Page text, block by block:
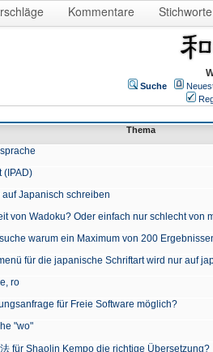
Kommentare Stichworte
Suche
Thema
(IPAD)
auf Japanisch schreiben
von Wadoku? Oder einfach nur schlecht von
warum ein Maximum von 200
für die japanische Schriftart wird nur auf
ro
für Freie Software möglich?
"wo"
法 für Shaolin Kempo die richtige Übersetzung?